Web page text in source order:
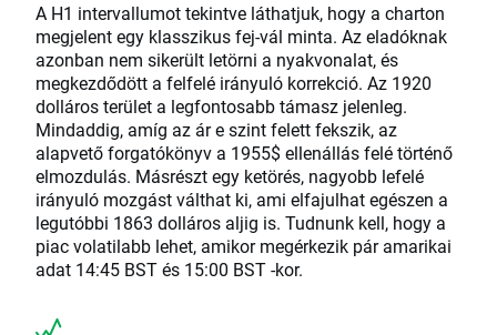
A H1 intervallumot tekintve láthatjuk, hogy a charton
megjelent egy klasszikus fej-vál minta. Az eladóknak
azonban nem sikerült letörni a nyakvonalat, és
megkezdődött a felfelé irányuló korrekció. Az 1920
dolláros terület a legfontosabb támasz jelenleg.
Mindaddig, amíg az ár e szint felett fekszik, az
alapvető forgatókönyv a 1955$ ellenállás felé történő
elmozdulás. Másrészt egy ketörés, nagyobb lefelé
irányuló mozgást válthat ki, ami elfajulhat egészen a
legutóbbi 1863 dolláros aljig is. Tudnunk kell, hogy a
piac volatilabb lehet, amikor megérkezik pár amarikai
adat 14:45 BST és 15:00 BST -kor.